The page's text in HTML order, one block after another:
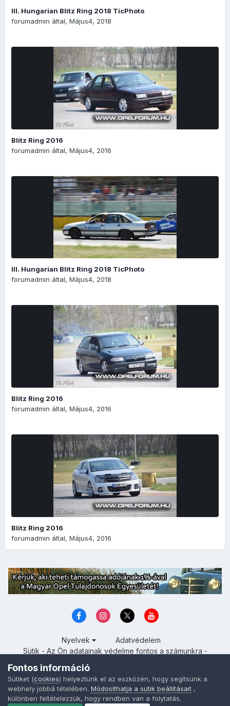
III. Hungarian Blitz Ring 2018 TicPhoto
forumadmin által, Május4, 2018
Blitz Ring 2016
forumadmin által, Május4, 2016
III. Hungarian Blitz Ring 2018 TicPhoto
forumadmin által, Május4, 2018
Blitz Ring 2016
forumadmin által, Május4, 2016
Blitz Ring 2016
forumadmin által, Május4, 2016
Nyelvek
Adatvédelem
Sütik - Az Ön adatainak védelme fontos a számunkra -
Powered by Invision Community
Fontos információ
Sütiket (cookies) helyeztünk el az eszközén, hogy segítsünk a
webhely jobbá tételében. Módosíthatja a sütik beállításait ,
különben feltételezzük, hogy rendben van a folytatás.